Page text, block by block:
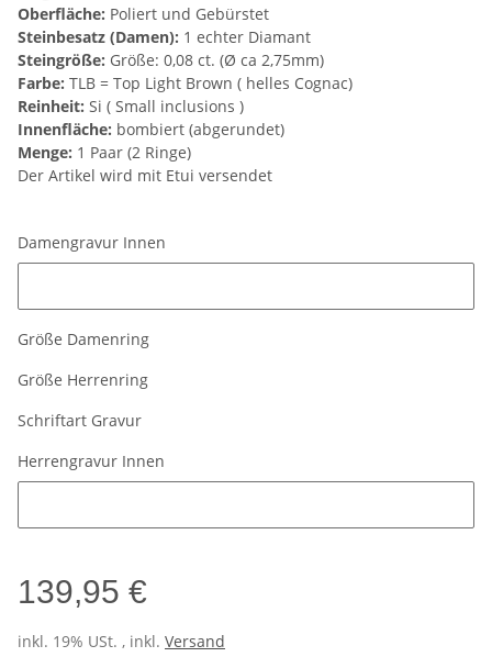
Oberfläche: Poliert und Gebürstet
Steinbesatz (Damen): 1 echter Diamant
Steingröße: Größe: 0,08 ct. (Ø ca 2,75mm)
Farbe: TLB = Top Light Brown ( helles Cognac)
Reinheit: Si ( Small inclusions )
Innenfläche: bombiert (abgerundet)
Menge: 1 Paar (2 Ringe)
Der Artikel wird mit Etui versendet
Damengravur Innen
Größe Damenring
Größe Herrenring
Schriftart Gravur
Herrengravur Innen
139,95 €
inkl. 19% USt. , inkl. Versand